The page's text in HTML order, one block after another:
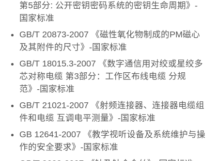
第5部分: 公开密钥密码系统的密钥生命周期》-
国家标准
GB/T 20873-2007 《磁性氧化物制成的PM磁心
及其附件的尺寸》-国家标准
GB/T 18015.3-2007 《数字通信用对绞或星绞多
芯对称电缆 第3部分：工作区布线电缆 分规
范》-国家标准
GB/T 21021-2007 《射频连接器、连接器电缆组
件和电缆 互调电平测量》-国家标准
GB 12641-2007 《教学视听设备及系统维护与操
作的安全要求》-国家标准